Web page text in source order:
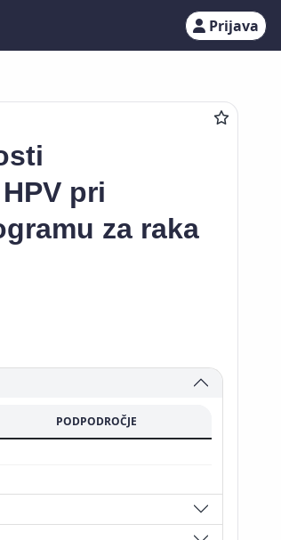
Prijava
pri
za raka
PODPODROČJE